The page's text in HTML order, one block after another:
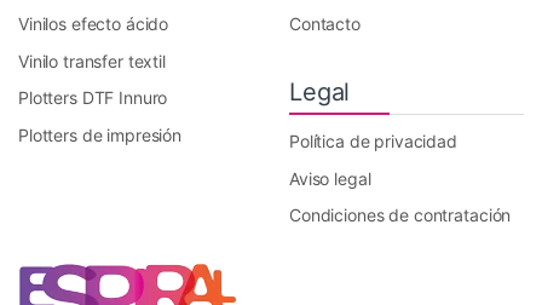
Vinilos efecto ácido
Vinilo transfer textil
Plotters DTF Innuro
Plotters de impresión
Contacto
Legal
Política de privacidad
Aviso legal
Condiciones de contratación